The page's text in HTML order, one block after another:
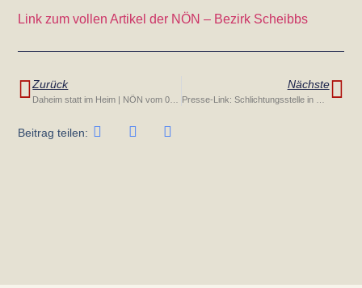
Link zum vollen Artikel der NÖN – Bezirk Scheibbs
Zurück Nächste
Beitrag teilen: